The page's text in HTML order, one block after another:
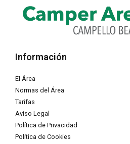
Información
El Área
Normas del Área
Tarifas
Aviso Legal
Política de Privacidad
Política de Cookies